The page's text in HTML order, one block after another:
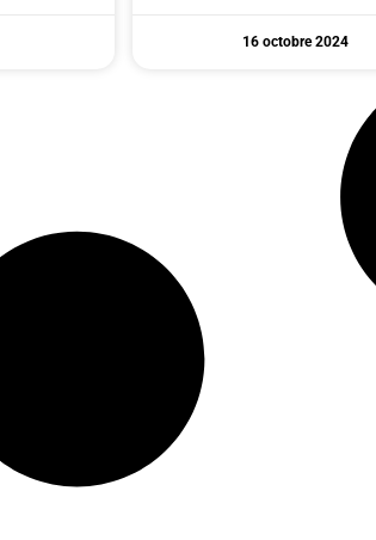
16 octobre 2024